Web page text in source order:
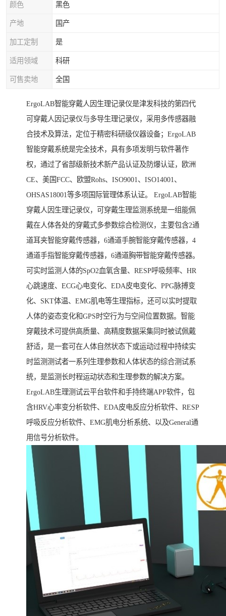
颜色 黑色
产地 国产
加工定制 是
适用领域 科研
可售卖地 全国
ErgoLAB智能穿戴人因生理记录仪是津发科技的第四代
可穿戴人因记录仪与多导生理记录仪，采用多传感器融
合技术及算法，定位于精密科研级仪器设备；ErgoLAB
智能穿戴系统是完全技术，具有多项发明与软件著作
权，通过了省部级新技术新产品认证及防爆认证，欧洲
CE、美国FCC、欧盟Rohs、ISO9001、ISO14001、
OHSAS18001等多项国际管理体系认证。 ErgoLAB智能
穿戴人因生理记录仪，可穿戴生理监测系统是一组能佩
戴在人体各处的穿戴式多参数综合检测仪，主要包含2通
道耳夹智能穿戴传感器，6通道手腕智能穿戴传感器，4
通道手指智能穿戴传感器，6通道胸带智能穿戴传感器。
可实时监测人体的SpO2血氧含量、RESP呼吸频率、HR
心跳速度、ECG心电变化、EDA皮电变化、PPG脉搏变
化、SKT体温、EMG肌电等生理指标，还可以实时提取
人体的姿态变化和GPS时空行为与空间位置数据。智能
穿戴技术可提供高质量、高精度数据采集同时被试佩戴
舒适，是一套可在人体自然状态下或运动过程中持续实
时监测测试者一系列生理参数和人体状态的综合测试系
统，是监测长时程运动状态和生理参数的解决方案。
ErgoLAB生理测试云平台软件和手持终端APP软件，包
含HRV心率变分析软件、EDA皮电反应分析软件、RESP
呼吸反应分析软件、EMG肌电分析系统、以及General通
用信号分析软件。